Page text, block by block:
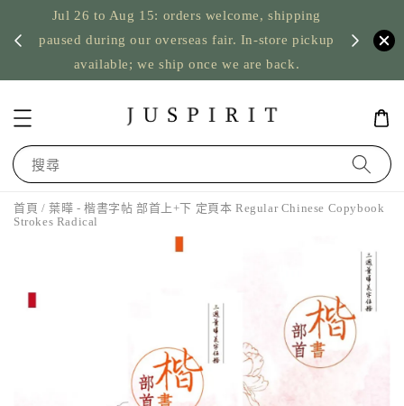
Jul 26 to Aug 15: orders welcome, shipping
paused during our overseas fair. In-store pickup
available; we ship once we are back.
US
搜尋
首頁 / 葉曄 - 楷書字帖 部首上+下 定頁本 Regular Chinese Copybook
Strokes Radical